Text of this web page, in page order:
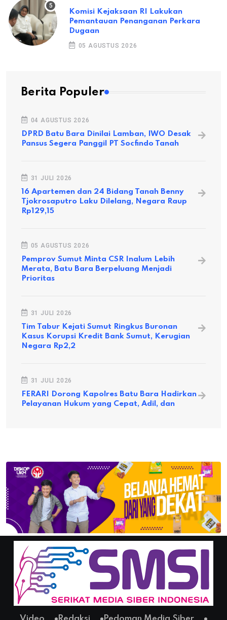
Komisi Kejaksaan RI Lakukan
Pemantauan Penanganan Perkara
Dugaan
05 AGUSTUS 2026
Berita Populer
04 AGUSTUS 2026
DPRD Batu Bara Dinilai Lamban, IWO Desak
Pansus Segera Panggil PT Socfindo Tanah
31 JULI 2026
16 Apartemen dan 24 Bidang Tanah Benny
Tjokrosaputro Laku Dilelang, Negara Raup
Rp129,15
05 AGUSTUS 2026
Pemprov Sumut Minta CSR Inalum Lebih
Merata, Batu Bara Berpeluang Menjadi
Prioritas
31 JULI 2026
Tim Tabur Kejati Sumut Ringkus Buronan
Kasus Korupsi Kredit Bank Sumut, Kerugian
Negara Rp2,2
31 JULI 2026
FERARI Dorong Kapolres Batu Bara Hadirkan
Pelayanan Hukum yang Cepat, Adil, dan